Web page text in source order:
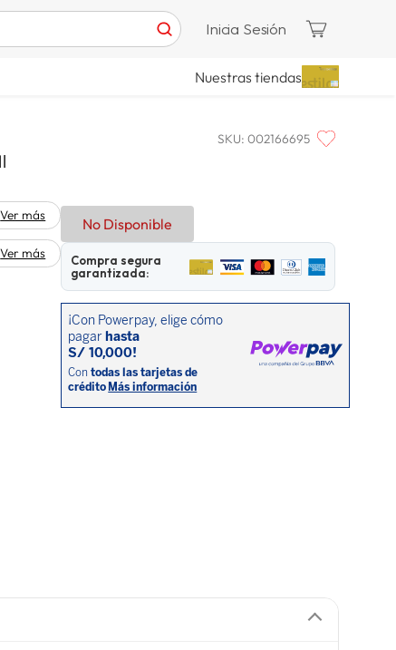
Inicia Sesión
Nuestras tiendas
SKU: 002166695
Ver más
Ver más
No Disponible
Compra segura
garantizada: